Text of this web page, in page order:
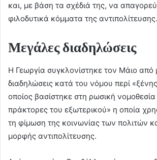
και, με βάση τα σχέδιά της, να
φιλοδυτικά κόμματα της αντιπολίτευσης.
Μεγάλες διαδηλώσεις
Η Γεωργία συγκλονίστηκε τον Μάιο από
διαδηλώσεις κατά του νόμου περί
οποίος βασίστηκε στη ρωσική νομοθεσία
πράκτορες του εξωτερικού» η οποία
τη φίμωση της κοινωνίας των πολιτών
μορφής αντιπολίτευσης.